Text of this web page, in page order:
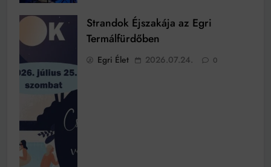
Strandok Éjszakája az Egri
Termálfürdőben
Egri Élet 2026.07.24. 0